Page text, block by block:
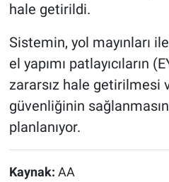
hale getirildi.
Sistemin, yol mayınları
el yapımı patlayıcıların
zararsız hale getirilmesi
güvenliğinin
planlanıyor.
Kaynak: AA